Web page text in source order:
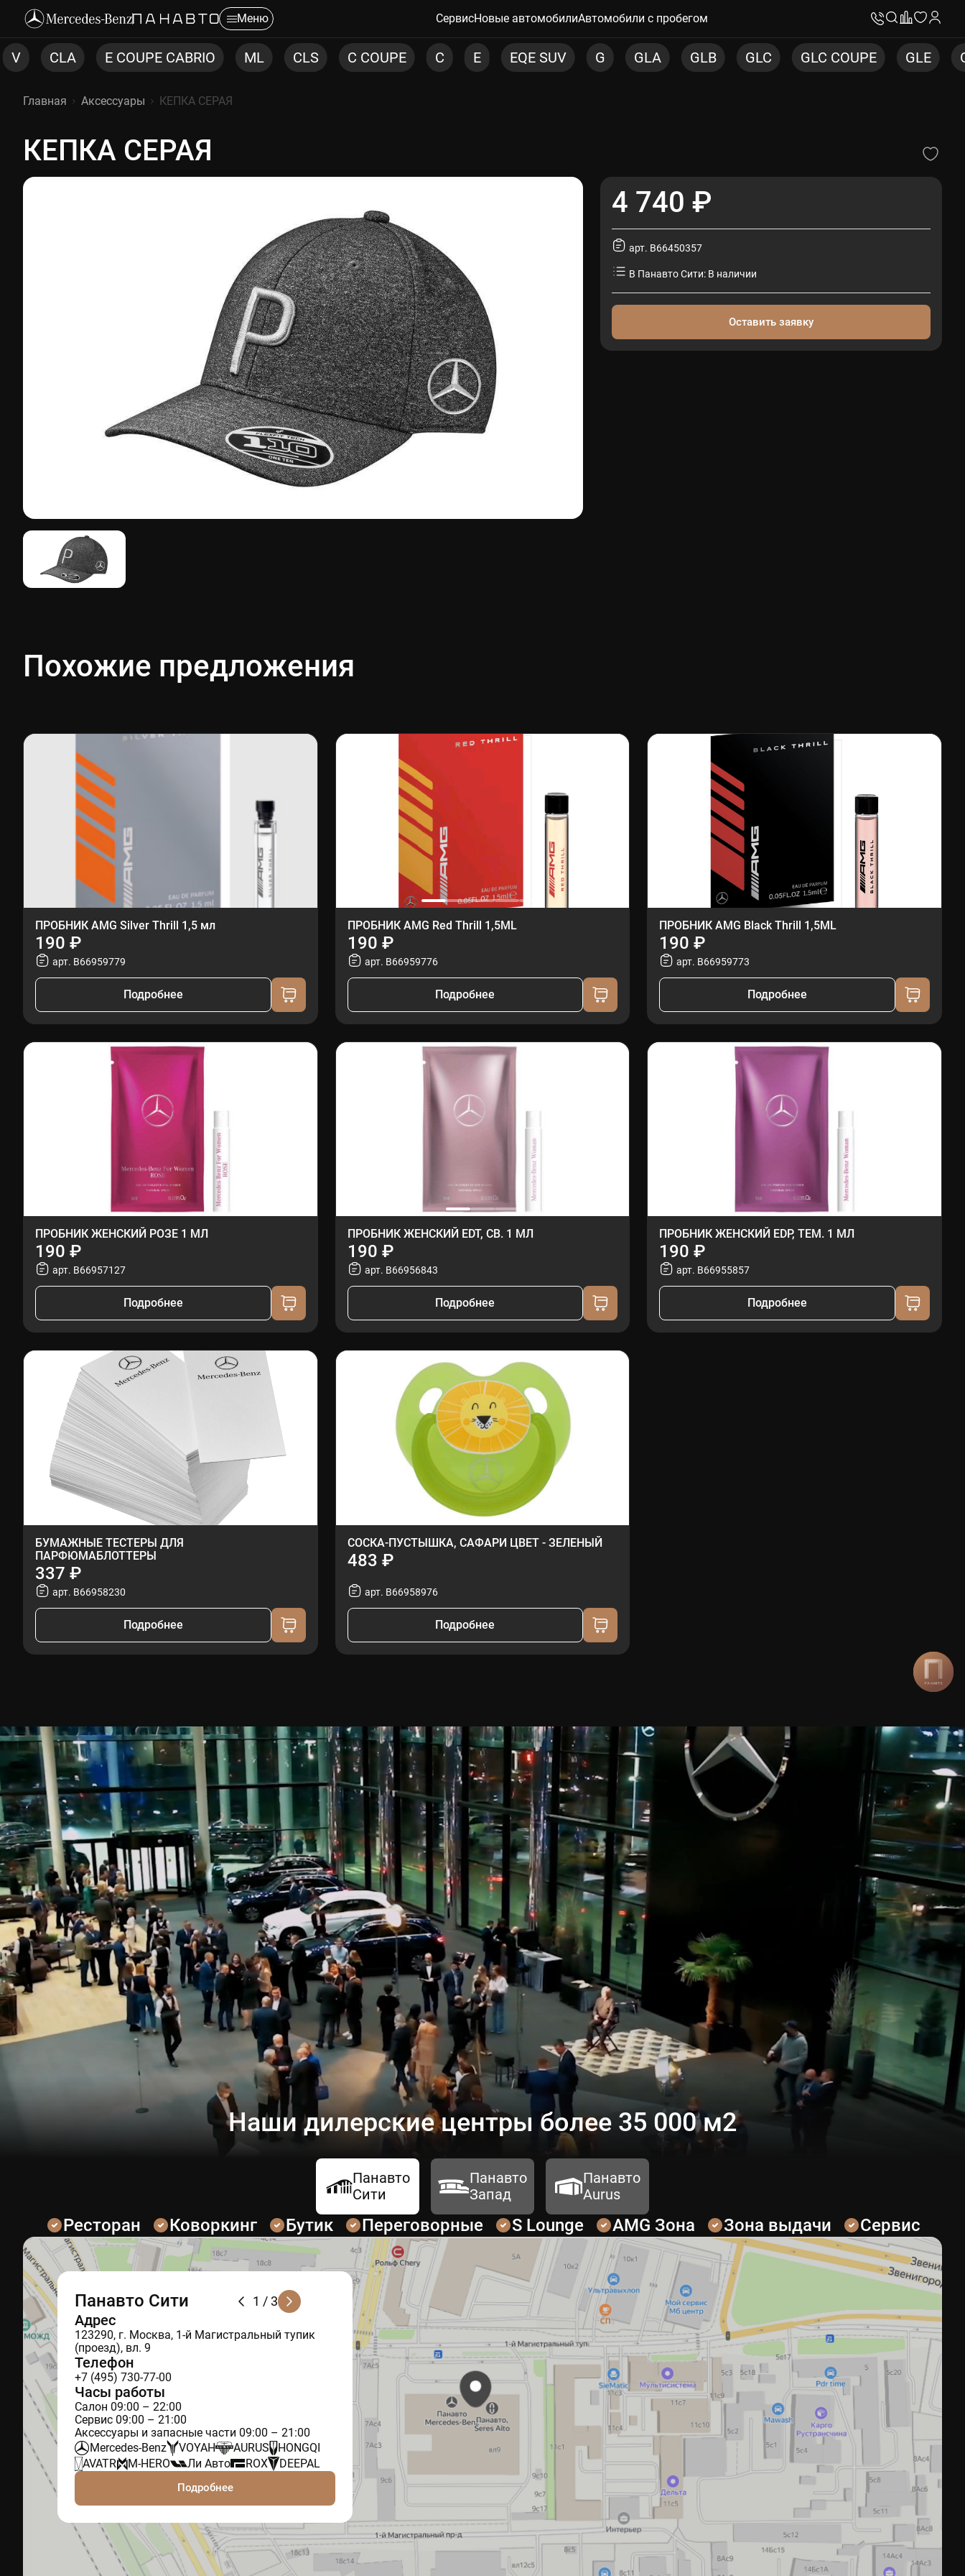
Меню СервисНовые автомобилиАвтомобили с пробегом
COUPE CABRIO ML CLS C COUPE C E EQE SUV GLA GLB GLC GLC COUPE GLE GLE COUPE
Главная Аксессуары КЕПКА СЕРАЯ
КЕПКА СЕРАЯ
КЕПКА СЕРАЯ
4 740 ₽
арт. B66450357
В Панавто Сити: В наличии
Оставить заявку
Похожие предложения
ПРОБНИК AMG Silver Thrill 1,5 мл
190 ₽
арт. B66959779
Подробнее
ПРОБНИК AMG Red Thrill 1,5ML
190 ₽
арт. B66959776
Подробнее
ПРОБНИК AMG Black Thrill 1,5ML
190 ₽
арт. B66959773
Подробнее
ПРОБНИК ЖЕНСКИЙ РОЗЕ 1 МЛ
190 ₽
арт. B66957127
Подробнее
ПРОБНИК ЖЕНСКИЙ EDT, СВ. 1 МЛ
190 ₽
арт. B66956843
Подробнее
ПРОБНИК ЖЕНСКИЙ EDP, ТЕМ. 1 МЛ
190 ₽
арт. B66955857
Подробнее
БУМАЖНЫЕ ТЕСТЕРЫ ДЛЯ
ПАРФЮМАБЛОТТЕРЫ
337 ₽
арт. B66958230
Подробнее
СОСКА-ПУСТЫШКА, САФАРИ ЦВЕТ - ЗЕЛЕНЫЙ
483 ₽
арт. B66958976
Подробнее
Наши дилерские центры более 35 000 м2
Панавто
Сити
Панавто
Запад
Панавто
Aurus
Ресторан Коворкинг Бутик Переговорные S Lounge AMG Зона Зона выдачи Сервис
1 / 3
Панавто Сити
Адрес
123290, г. Москва, 1-й Магистральный тупик
(проезд), вл. 9
Телефон
+7 (495) 730-77-00
Часы работы
Салон 09:00 – 22:00
Сервис 09:00 – 21:00
Аксессуары и запасные части 09:00 – 21:00
Mercedes-Benz
VOYAH AURUS
HONGQI
AVATR
M-HERO Ли Авто ROX DEEPAL
Подробнее